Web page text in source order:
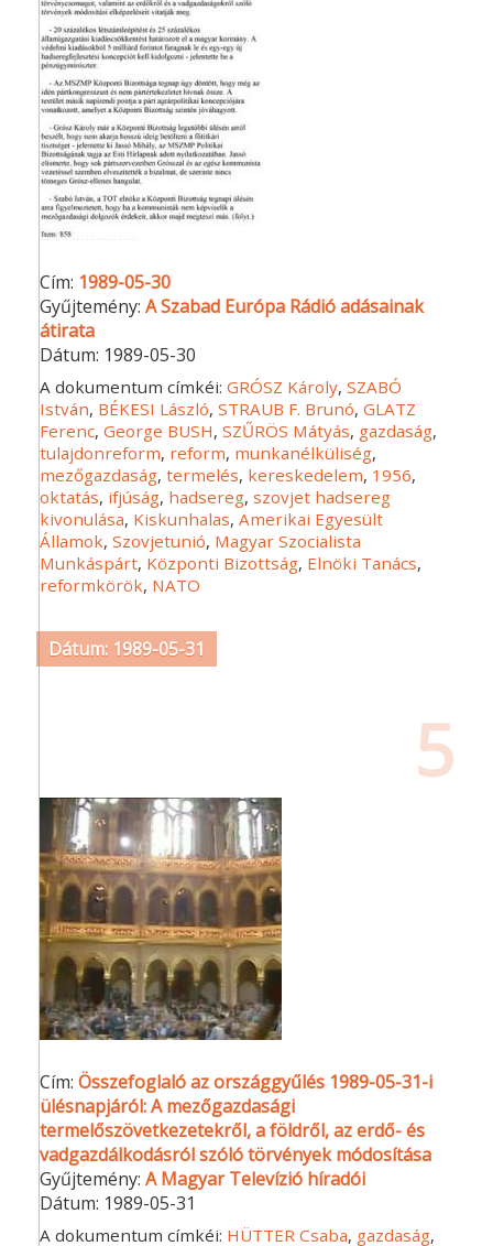
Cím: 1989-05-30
Gyűjtemény:A Szabad Európa Rádió adásainak
átirata
Dátum: 1989-05-30
A dokumentum címkéi:GRÓSZ Károly,SZABÓ
István, BÉKESI László,STRAUB F. Brunó,GLATZ
Ferenc,George BUSH,SZŰRÖS Mátyás, gazdaság,
tulajdonreform, reform, munkanélküliség,
mezőgazdaság,termelés, kereskedelem, 1956,
oktatás, ifjúság, hadsereg,szovjet hadsereg
kivonulása, Kiskunhalas,Amerikai Egyesült
Államok,Szovjetunió, Magyar Szocialista
Munkáspárt, Központi Bizottság, Elnöki Tanács,
reformkörök, NATO
Dátum: 1989-05-31
5
Cím:Összefoglaló az országgyűlés 1989-05-31-i
ülésnapjáról: A mezőgazdasági
termelőszövetkezetekről, a földről, az erdő- és
vadgazdálkodásról szóló törvények módosítása
Gyűjtemény:A Magyar Televízió híradói
Dátum: 1989-05-31
A dokumentum címkéi: HÜTTER Csaba, gazdaság,